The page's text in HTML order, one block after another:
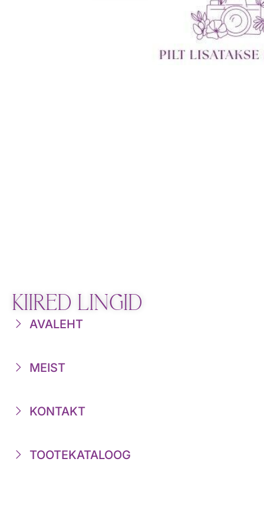
KIIRED LINGID
AVALEHT
MEIST
KONTAKT
TOOTEKATALOOG